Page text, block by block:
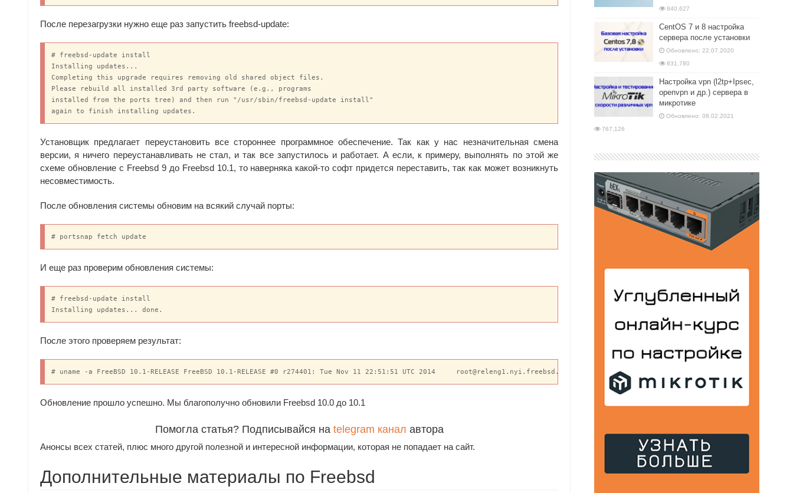
После перезагрузки нужно еще раз запустить freebsd-update:
# freebsd-update install
Installing updates...
Completing this upgrade requires removing old shared object files.
Please rebuild all installed 3rd party software (e.g., programs
installed from the ports tree) and then run "/usr/sbin/freebsd-update install"
again to finish installing updates.
Установщик предлагает переустановить все стороннее программное обеспечение. Так как у нас незначительная смена
версии, я ничего переустанавливать не стал, и так все запустилось и работает. А если, к примеру, выполнять по этой же
схеме обновление с Freebsd 9 до Freebsd 10.1, то наверняка какой-то софт придется переставить, так как может возникнуть
несовместимость.
После обновления системы обновим на всякий случай порты:
# portsnap fetch update
И еще раз проверим обновления системы:
# freebsd-update install
Installing updates... done.
После этого проверяем результат:
# uname -a FreeBSD 10.1-RELEASE FreeBSD 10.1-RELEASE #0 r274401: Tue Nov 11 22:51:51 UTC 2014     root@releng1.nyi.freebsd.org:/usr/obj/usr/src/sys/GENERIC  i386
Обновление прошло успешно. Мы благополучно обновили Freebsd 10.0 до 10.1
Помогла статья? Подписывайся на telegram канал автора
Анонсы всех статей, плюс много другой полезной и интересной информации, которая не попадает на сайт.
Дополнительные материалы по Freebsd
840,627
CentOS 7 и 8 настройка
сервера после установки
Обновлено: 22.07.2020
831,780
Настройка vpn (l2tp+Ipsec,
openvpn и др.) сервера в
микротике
Обновлено: 08.02.2021
767,126